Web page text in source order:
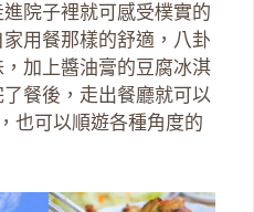
院子裡就可感受樸實的
用餐那樣的舒適，八卦
加上醬油膏的豆腐冰淇
餐後，走出餐廳就可以
也可以順遊各種角度的